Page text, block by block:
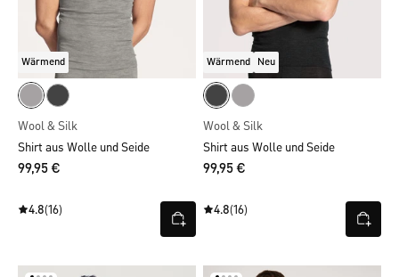
Wärmend
Wool & Silk
Shirt aus Wolle und Seide
99,95 €
4.8(16)
Wärmend Neu
Wool & Silk
Shirt aus Wolle und Seide
99,95 €
4.8(16)